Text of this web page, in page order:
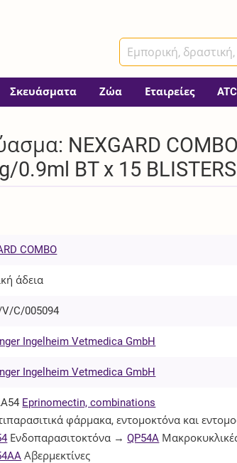
Σκευάσματα Ζώα Εταιρείες
NEXGARD
0.9ml BT x 15
COMBO
άδεια
C/005094
Ingelheim Vetmedica GmbH
Ingelheim Vetmedica GmbH
Eprinomectin, combinations
φάρμακα, εντομοκτόνα και
Ενδοπαρασιτοκτόνα →QP54A
Αβερμεκτίνες